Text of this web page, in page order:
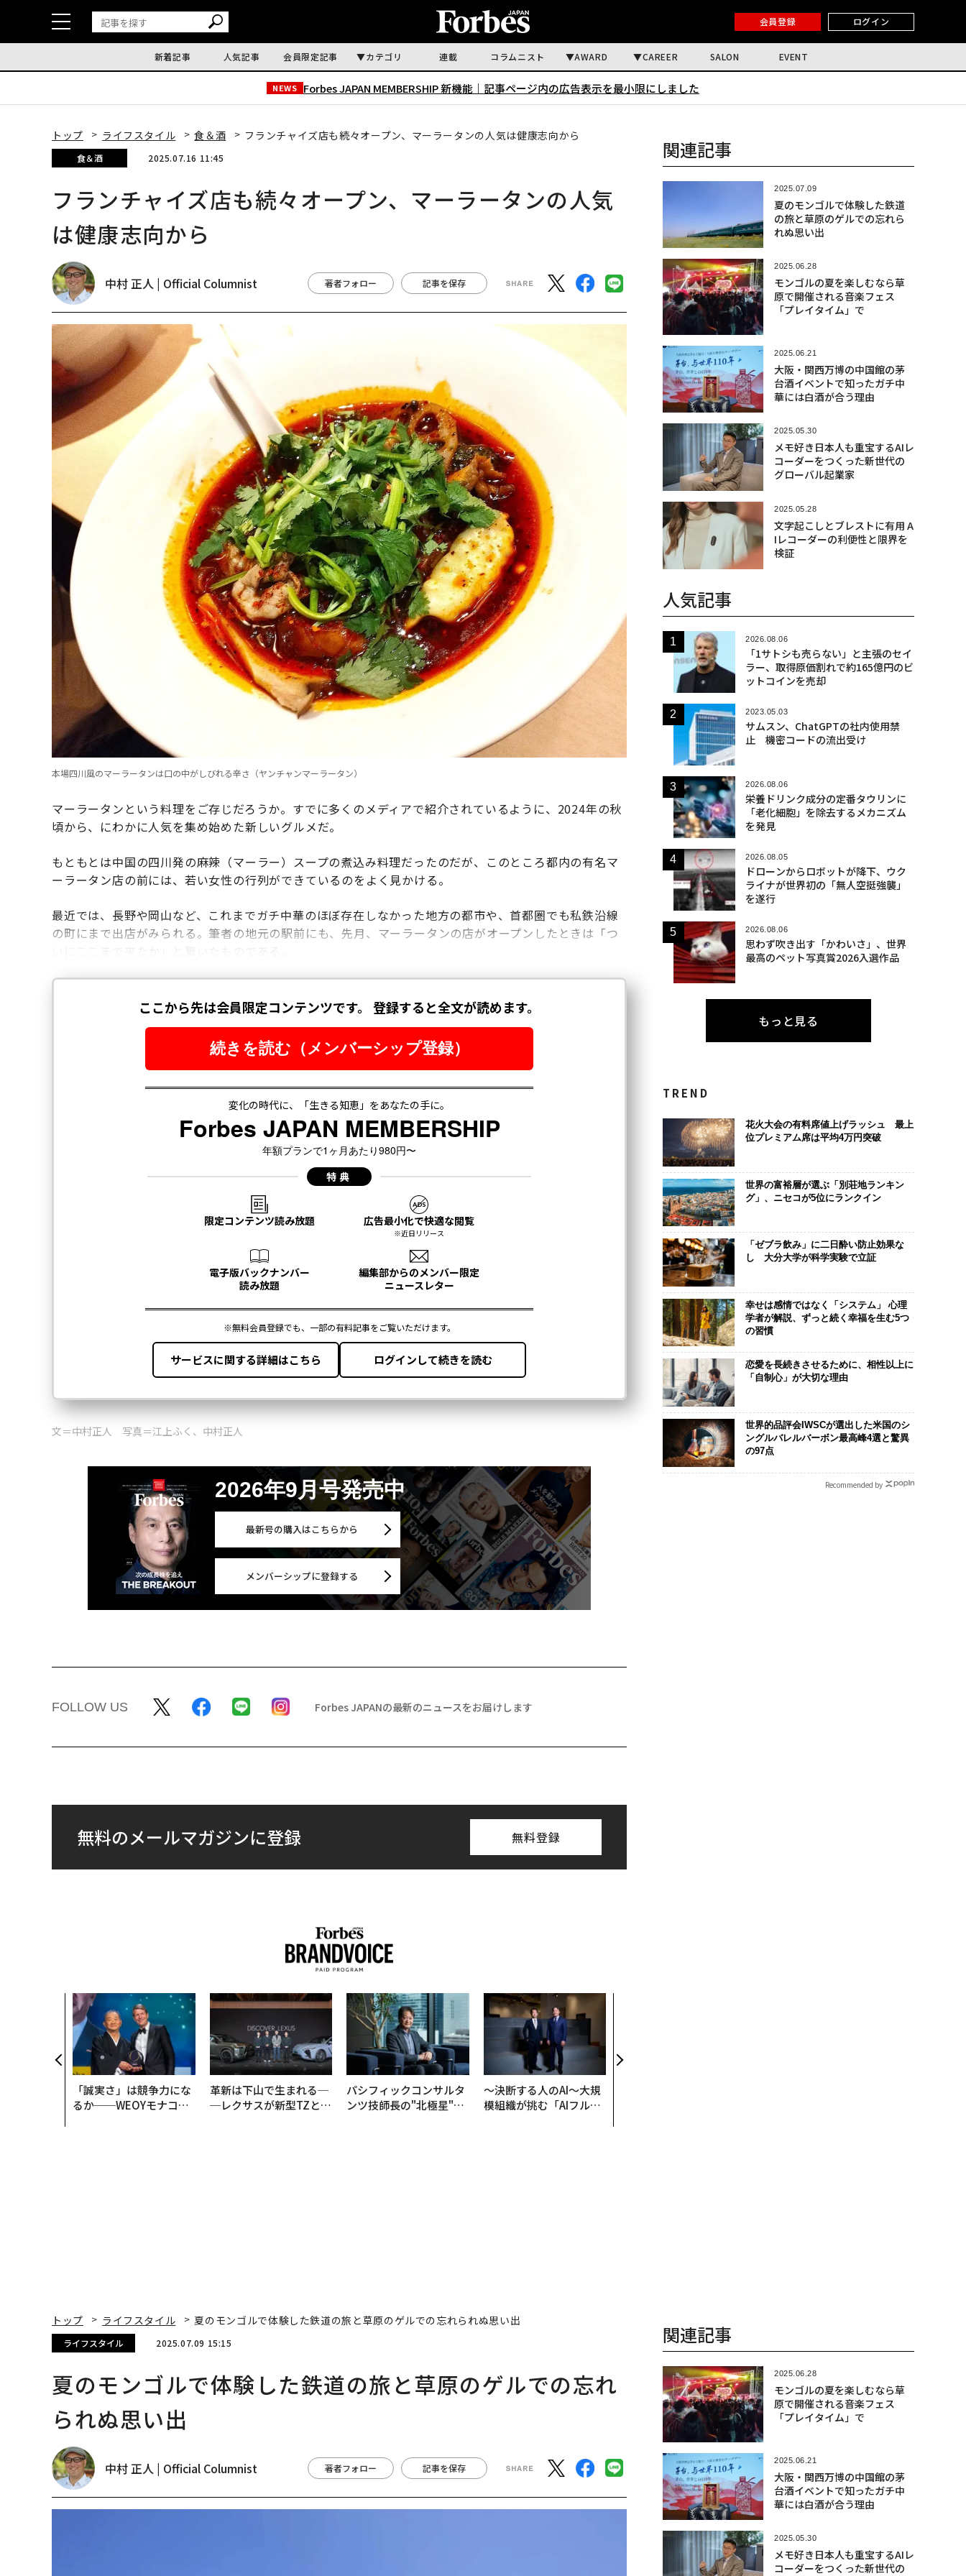
会員登録 ログイン
新着記事 人気記事 会員限定記事 カテゴリ 連載 コラムニスト AWARD CAREER SALON EVENT
NEWS Forbes JAPAN MEMBERSHIP 新機能｜ 記事ページ内の広告表示を最小限にしました
トップ ライフスタイル 食＆酒 フランチャイズ店も続々オープン、マーラータンの人気は健康志向から
食＆酒 2025.07.16 11:45
フランチャイズ店も続々オープン、マーラータンの人気
は健康志向から
中村 正人 | Official Columnist 著者フォロー 記事を保存
本場四川風のマーラータンは口の中がしびれる辛さ（ヤンチャンマーラータン）
マーラータンという料理をご存じだろうか。すでに多くのメディアで紹介されているように、2024年の秋
頃から、にわかに人気を集め始めた新しいグルメだ。
もともとは中国の四川発の麻辣（マーラー）スープの煮込み料理だったのだが、このところ都内の有名マ
ーラータン店の前には、若い女性の行列ができているのをよく見かける。
最近では、長野や岡山など、これまでガチ中華のほぼ存在しなかった地方の都市や、首都圏でも私鉄沿線
の町にまで出店がみられる。筆者の地元の駅前にも、先月、マーラータンの店がオープンしたときは「つ
文＝中村正人 写真＝江上ふく、中村正人
2026年9月号発売中
最新号の購入はこちらから
メンバーシップに登録する
FOLLOW US Forbes JAPANの最新のニュースをお届けします
無料のメールマガジンに登録 無料登録
「誠実さ」は競争力にな
るか──WEOYモナコで
革新は下山で生まれる─
─レクサスが新型TZとE
パシフィックコンサルタ
ンツ技師長の"北極星"。
〜決断する人のAI〜大規
模組織が挑む「AIフル実
関連記事
2025.07.09
夏のモンゴルで体験した鉄道
の旅と草原のゲルでの忘れら
れぬ思い出
2025.06.28
モンゴルの夏を楽しむなら草
原で開催される音楽フェス
「プレイタイム」で
2025.06.21
大阪・関西万博の中国館の茅
台酒イベントで知ったガチ中
華には白酒が合う理由
2025.05.30
メモ好き日本人も重宝するAIレ
コーダーをつくった新世代の
グローバル起業家
2025.05.28
文字起こしとブレストに有用 A
Iレコーダーの利便性と限界を
検証
人気記事
2026.08.06
「1サトシも売らない」と主張のセイ
ラー、取得原価割れで約165億円のビ
ットコインを売却
2023.05.03
サムスン、ChatGPTの社内使用禁
止 機密コードの流出受け
2026.08.06
栄養ドリンク成分の定番タウリンに
「老化細胞」を除去するメカニズム
を発見
2026.08.05
ドローンからロボットが降下、ウク
ライナが世界初の「無人空挺強襲」
を遂行
2026.08.06
思わず吹き出す「かわいさ」、世界
最高のペット写真賞2026入選作品
もっと見る
TREND
花火大会の有料席値上げラッシュ 最上
位プレミアム席は平均4万円突破
世界の富裕層が選ぶ「別荘地ランキン
グ」、ニセコが5位にランクイン
「ゼブラ飲み」に二日酔い防止効果な
し 大分大学が科学実験で立証
幸せは感情ではなく「システム」 心理
学者が解説、ずっと続く幸福を生む5つ
の習慣
恋愛を長続きさせるために、相性以上に
「自制心」が大切な理由
世界的品評会IWSCが選出した米国のシ
ングルバレルバーボン最高峰4選と驚異
の97点
Recommended by
トップ ライフスタイル 夏のモンゴルで体験した鉄道の旅と草原のゲルでの忘れられぬ思い出
ライフスタイル 2025.07.09 15:15
夏のモンゴルで体験した鉄道の旅と草原のゲルでの忘れ
られぬ思い出
中村 正人 | Official Columnist 著者フォロー 記事を保存
関連記事
2025.06.28
モンゴルの夏を楽しむなら草
原で開催される音楽フェス
「プレイタイム」で
2025.06.21
大阪・関西万博の中国館の茅
台酒イベントで知ったガチ中
華には白酒が合う理由
2025.05.30
メモ好き日本人も重宝するAIレ
コーダーをつくった新世代の